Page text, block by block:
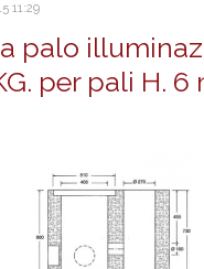
11:29
palo
per pali H. 6